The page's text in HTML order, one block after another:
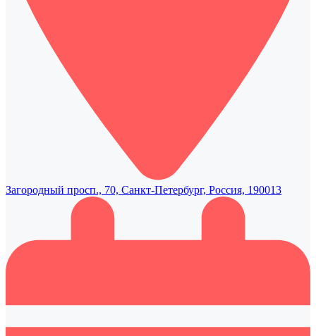
Загородный просп., 70, Санкт-Петербург, Россия, 190013